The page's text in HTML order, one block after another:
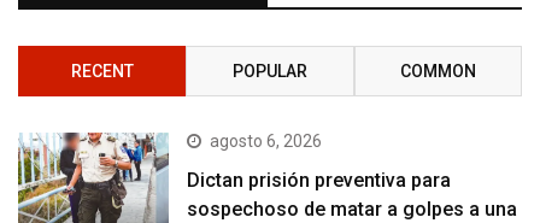
RECENT POPULAR COMMON
agosto 6, 2026
Dictan prisión preventiva para
sospechoso de matar a golpes a una